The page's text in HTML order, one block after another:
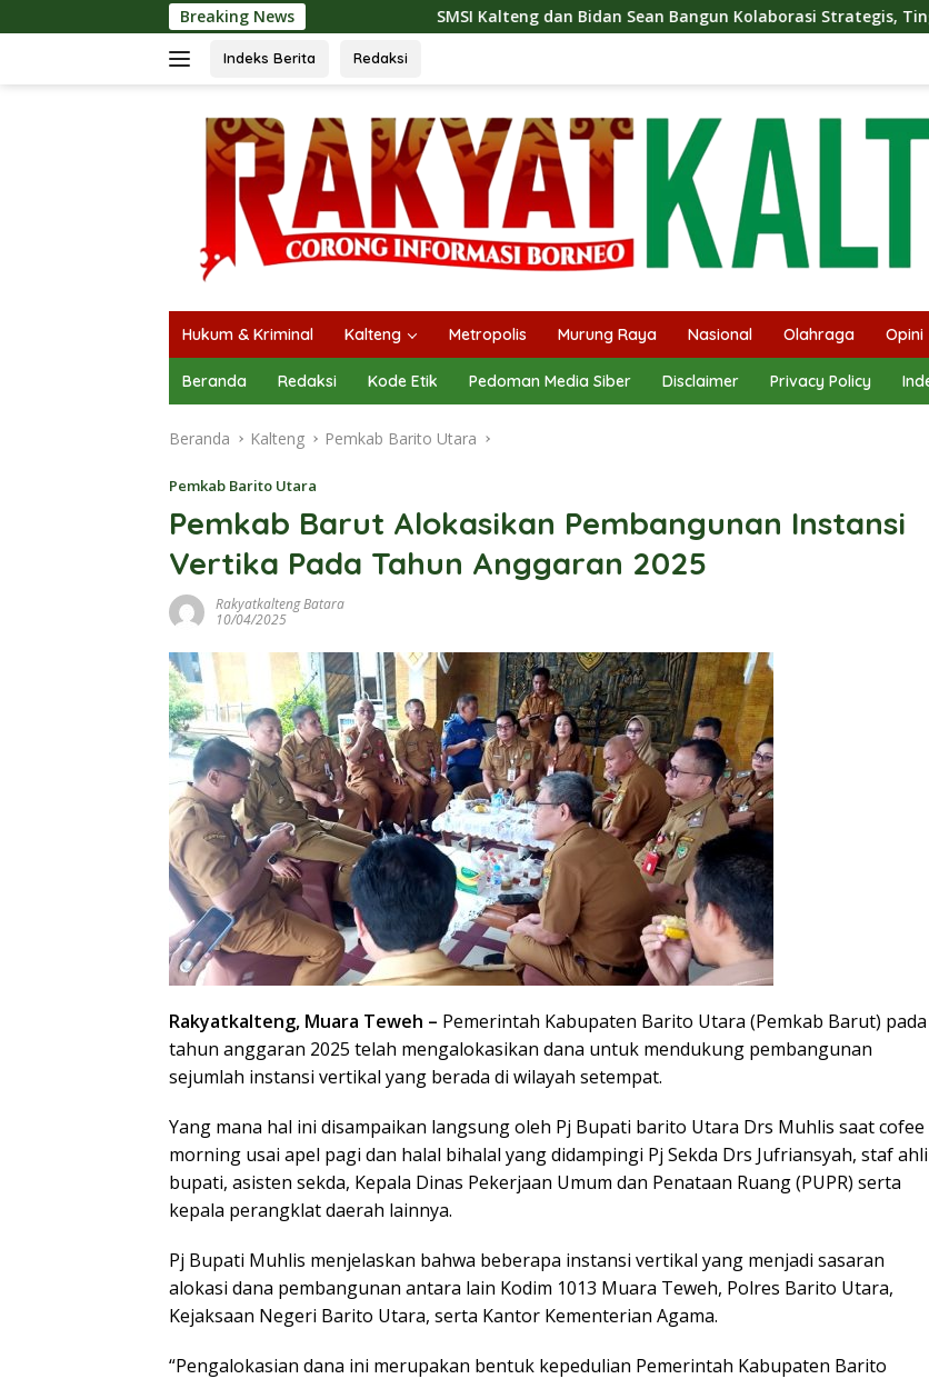
ke
Breaking NewsSMSI Kalteng dan Bidan Sean Bangun Kolaborasi Strategis, Tingkatkan Edukasi Publik
Indeks Berita Redaksi
Hukum & Kriminal Kalteng Metropolis Murung Raya Nasional Olahraga Opini
Beranda Redaksi Kode Etik Pedoman Media Siber Disclaimer Privacy Policy
Beranda Kalteng Pemkab Barito Utara
Pemkab Barito Utara
Pemkab Barut Alokasikan Pembangunan Instansi
Vertika Pada Tahun Anggaran 2025
Rakyatkalteng Batara
10/04/2025
Rakyatkalteng, Muara Teweh – Pemerintah Kabupaten Barito Utara (Pemkab Barut) pada
tahun anggaran 2025 telah mengalokasikan dana untuk mendukung pembangunan
sejumlah instansi vertikal yang berada di wilayah setempat.
Yang mana hal ini disampaikan langsung oleh Pj Bupati barito Utara Drs Muhlis saat cofee
morning usai apel pagi dan halal bihalal yang didampingi Pj Sekda Drs Jufriansyah, staf ahli
bupati, asisten sekda, Kepala Dinas Pekerjaan Umum dan Penataan Ruang (PUPR) serta
kepala perangklat daerah lainnya.
Pj Bupati Muhlis menjelaskan bahwa beberapa instansi vertikal yang menjadi sasaran
alokasi dana pembangunan antara lain Kodim 1013 Muara Teweh, Polres Barito Utara,
Kejaksaan Negeri Barito Utara, serta Kantor Kementerian Agama.
“Pengalokasian dana ini merupakan bentuk kepedulian Pemerintah Kabupaten Barito